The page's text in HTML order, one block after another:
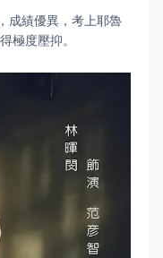
成績優異，考上耶魯
極度壓抑。